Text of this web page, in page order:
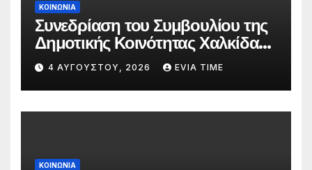
ΚΟΙΝΩΝΙΑ
Συνεδρίαση του Συμβουλίου της
Δημοτικής Κοινότητας Χαλκίδας
την 5 Αυγούστου
4 ΑΥΓΟΎΣΤΟΥ, 2026 EVIA TIME
ΚΟΙΝΩΝΙΑ